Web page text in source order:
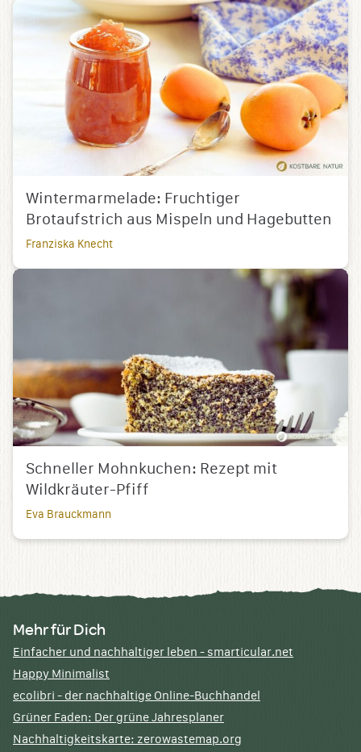
Wintermarmelade: Fruchtiger
Brotaufstrich aus Mispeln und Hagebutten
Franziska Knecht
Schneller Mohnkuchen: Rezept mit
Wildkräuter-Pfiff
Eva Brauckmann
Mehr für Dich
Einfacher und nachhaltiger leben - smarticular.net
Happy Minimalist
ecolibri - der nachhaltige Online-Buchhandel
Grüner Faden: Der grüne Jahresplaner
Nachhaltigkeitskarte: zerowastemap.org